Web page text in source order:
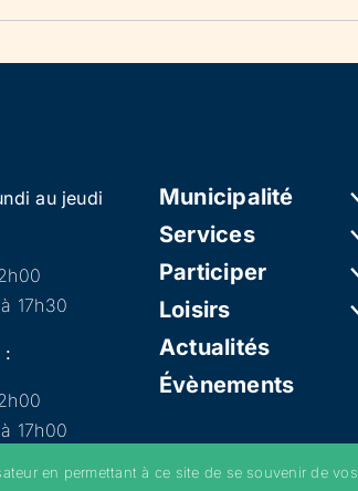
au jeudi
17h30
:
17h00
Municipalité
Services
Participer
Loisirs
Actualités
Évènements
en permettant à ce site de se souvenir de vos